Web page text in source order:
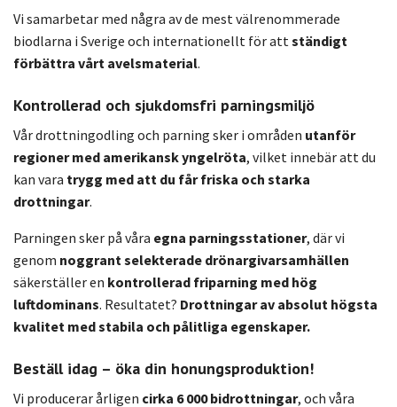
Vi samarbetar med några av de mest välrenommerade
biodlarna i Sverige och internationellt för att ständigt
förbättra vårt avelsmaterial.
Kontrollerad och sjukdomsfri parningsmiljö
Vår drottningodling och parning sker i områden utanför
regioner med amerikansk yngelröta, vilket innebär att du
kan vara trygg med att du får friska och starka
drottningar.
Parningen sker på våra egna parningsstationer, där vi
genom noggrant selekterade drönargivarsamhällen
säkerställer en kontrollerad friparning med hög
luftdominans. Resultatet? Drottningar av absolut högsta
kvalitet med stabila och pålitliga egenskaper.
Beställ idag – öka din honungsproduktion!
Vi producerar årligen cirka 6 000 bidrottningar, och våra